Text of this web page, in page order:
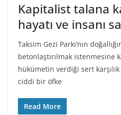
Kapitalist talana
hayatı ve insanı
Taksim Gezi Parkı’nın
betonlaştırılmak istenmesine
hükümetin verdiği sert
ciddi bir öfke
Read More